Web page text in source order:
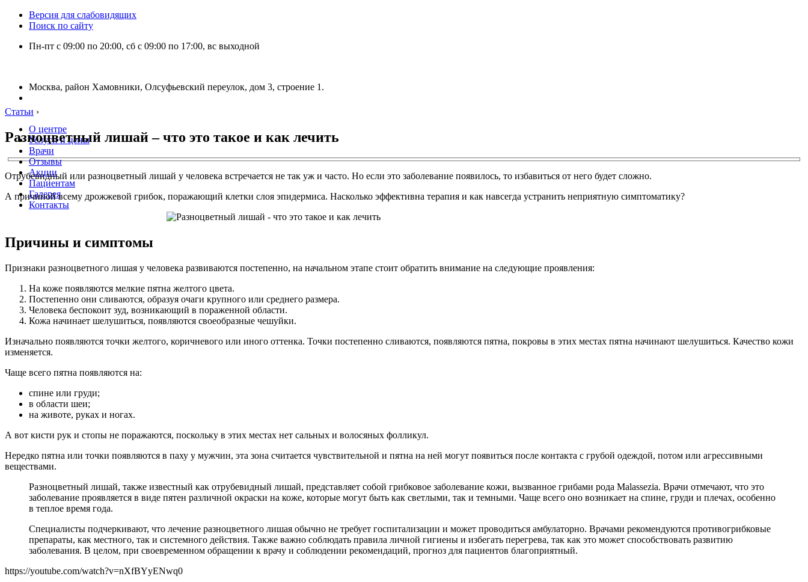
Версия для слабовидящих
Поиск по сайту
Пн-пт с 09:00 по 20:00, сб с 09:00 по 17:00, вс выходной
Москва, район Хамовники, Олсуфьевский переулок, дом 3, строение 1.
О центре
Услуги и цены
Врачи
Отзывы
Акции
Пациентам
Галерея
Контакты
Статьи ›
Разноцветный лишай – что это такое и как лечить
Отрубевидный или разноцветный лишай у человека встречается не так уж и часто. Но если это заболевание появилось, то избавиться от него будет сложно.
А причиной всему дрожжевой грибок, поражающий клетки слоя эпидермиса. Насколько эффективна терапия и как навсегда устранить неприятную симптоматику?
Причины и симптомы
Признаки разноцветного лишая у человека развиваются постепенно, на начальном этапе стоит обратить внимание на следующие проявления:
На коже появляются мелкие пятна желтого цвета.
Постепенно они сливаются, образуя очаги крупного или среднего размера.
Человека беспокоит зуд, возникающий в пораженной области.
Кожа начинает шелушиться, появляются своеобразные чешуйки.
Изначально появляются точки желтого, коричневого или иного оттенка. Точки постепенно сливаются, появляются пятна, покровы в этих местах пятна начинают шелушиться. Качество кожи
изменяется.
Чаще всего пятна появляются на:
спине или груди;
в области шеи;
на животе, руках и ногах.
А вот кисти рук и стопы не поражаются, поскольку в этих местах нет сальных и волосяных фолликул.
Нередко пятна или точки появляются в паху у мужчин, эта зона считается чувствительной и пятна на ней могут появиться после контакта с грубой одеждой, потом или агрессивными
веществами.
Разноцветный лишай, также известный как отрубевидный лишай, представляет собой грибковое заболевание кожи, вызванное грибами рода Malassezia. Врачи отмечают, что это
заболевание проявляется в виде пятен различной окраски на коже, которые могут быть как светлыми, так и темными. Чаще всего оно возникает на спине, груди и плечах, особенно
в теплое время года.
Специалисты подчеркивают, что лечение разноцветного лишая обычно не требует госпитализации и может проводиться амбулаторно. Врачами рекомендуются противогрибковые
препараты, как местного, так и системного действия. Также важно соблюдать правила личной гигиены и избегать перегрева, так как это может способствовать развитию
заболевания. В целом, при своевременном обращении к врачу и соблюдении рекомендаций, прогноз для пациентов благоприятный.
https://youtube.com/watch?v=nXfBYyENwq0